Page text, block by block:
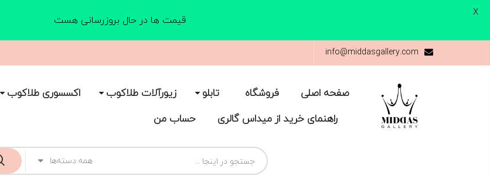
info@middasgallery.com
صفحه اصلی فروشگاه تابلو زیورآلات طلاکوب اکسسوری طلاکوب
راهنمای خرید از میداس گالری
حساب من
همه دسته‌ها
قیمت ها در حال بروزرسانی هست X